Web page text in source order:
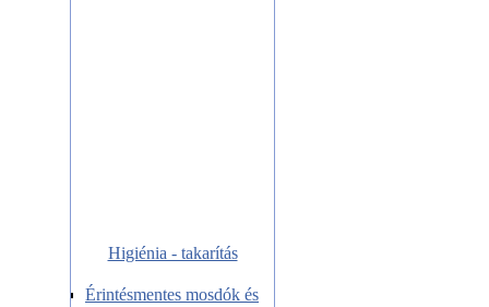
Higiénia - takarítás
Érintésmentes mosdók és